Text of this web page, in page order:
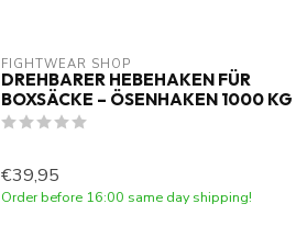
FIGHTWEAR SHOP
DREHBARER HEBEHAKEN FÜR
BOXSÄCKE – ÖSENHAKEN 1000 KG
€39,95
Order before 16:00 same day shipping!